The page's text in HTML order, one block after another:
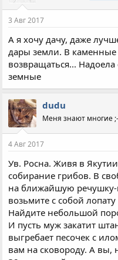
3 Авг 2017
А я хочу дачу, даже
дары земли. В каменные
возвращаться... Надоела
земные
dudu
Меня знают многие
4 Авг 2017
Ув. Росна. Живя в
собирание грибов. В
на ближайшую
возьмите с собой
Найдите небольшой
И пусть муж закатит
выгребает песочек с
вам на сковороду. А вы,